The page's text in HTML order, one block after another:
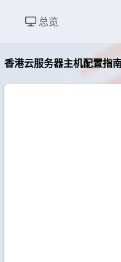
总览
香港云服务器主机配置指